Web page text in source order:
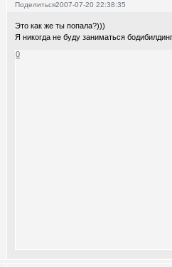
Поделиться2007-07-20 22:38:35
Это как же ты попала?)))
Я никогда не буду заниматься
0